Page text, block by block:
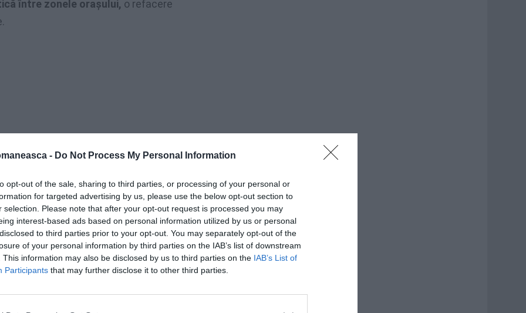
- Do Not Process My Personal Information
opt-out of the sale, sharing to third parties, or processing of your personal or
for targeted advertising by us, please use the below opt-out section to
selection. Please note that after your opt-out request is processed you may
interest-based ads based on personal information utilized by us or personal
to third parties prior to your opt-out. You may separately opt-out of the
of your personal information by third parties on the IAB’s list of downstream
This information may also be disclosed by us to third parties on the IAB’s List of
Participants that may further disclose it to other third parties.
între zonele orașului, o refacere
orașul”, în sensul depășirii
își dorește să readucă zone ca Prato
nu ca un capăt industrial ignorat, ci ca
și crearea de locuri de muncă.